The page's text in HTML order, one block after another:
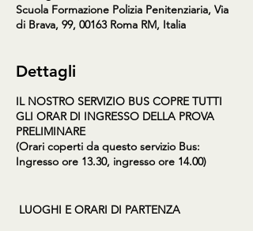
Scuola Formazione Polizia Penitenziaria, Via
di Brava, 99, 00163 Roma RM, Italia
Dettagli
IL NOSTRO SERVIZIO BUS COPRE TUTTI
GLI ORAR DI INGRESSO DELLA PROVA
PRELIMINARE
(Orari coperti da questo servizio Bus:
Ingresso ore 13.30, ingresso ore 14.00)
LUOGHI E ORARI DI PARTENZA